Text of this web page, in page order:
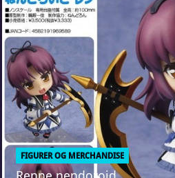
FIGURER OG MERCHANDISE